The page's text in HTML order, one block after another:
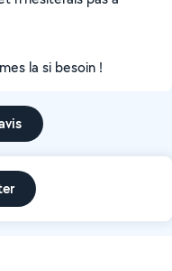
la si besoin !